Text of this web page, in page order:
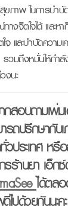
ภาพ ในการบำบั
งจิตใจได้ และห
และบำบัดความเ
วมถึงหมั่นให้กำ
งนะ
อบถามเพิ่ม
รถปรึกษากับ
ประเทศ หรื
รร้านยา เอ็
ได้ตล
ไปด้วยกันนะคะ